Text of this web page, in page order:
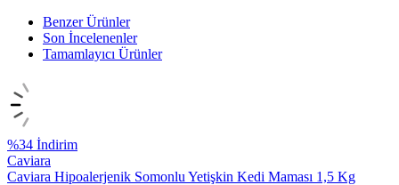
Benzer Ürünler
Son İncelenenler
Tamamlayıcı Ürünler
%34 İndirim
Caviara
Caviara Hipoalerjenik Somonlu Yetişkin Kedi Maması 1,5 Kg